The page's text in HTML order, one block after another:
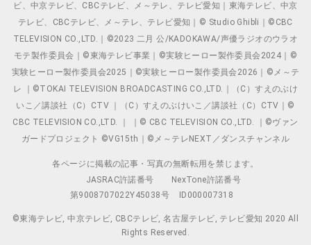
ビ、中京テレビ、CBCテレビ、メ～テレ、テレビ愛知｜東海テレビ、中京
テレビ、CBCテレビ、メ～テレ、テレビ愛知｜© Studio Ghibli｜©CBC
TELEVISION CO.,LTD.｜©2023 二月 公/KADOKAWA/声優ラジオのウラオ
モテ製作委員会｜©東海テレビ事業｜©実験ヒーロー製作委員会2024｜©
実験ヒーロー製作委員会2025｜©実験ヒーロー製作委員会2026｜©メ～テ
レ ｜©TOKAI TELEVISION BROADCASTING CO.,LTD.｜（C）すえのぶけ
いこ／講談社（C）CTV ｜（C）すえのぶけいこ／講談社（C）CTV｜©
CBC TELEVISION CO.,LTD. ｜ ｜© CBC TELEVISION CO.,LTD. ｜©ヴァン
ガードプロジェクト ©VG15th｜©メ～テレNEXT／ダンスチャンネル
各ページに掲載の記事・写真の無断転用を禁じます。
JASRAC許諾番号
NexTone許諾番号
第9008707022Y45038号
ID000007318
©東海テレビ, 中京テレビ, CBCテレビ, 名古屋テレビ, テレビ愛知 2020 All
Rights Reserved.